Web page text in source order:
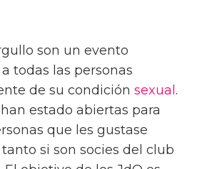
son un evento
todas las personas
de su condición sexual.
estado abiertas para
que les gustase
si son socies del club